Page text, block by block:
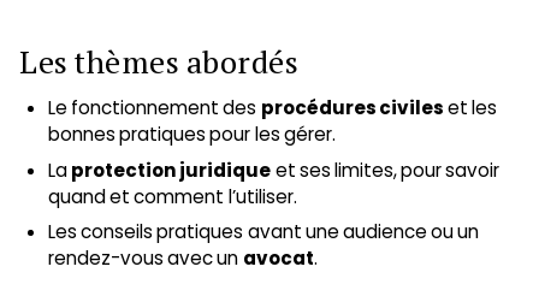
Les thèmes abordés
Le fonctionnement des procédures civileset les
bonnes pratiques pour les gérer.
Laprotection juridiqueet ses limites, pour savoir
quand et comment l’utiliser.
Les conseils pratiques avant une audience ou un
rendez-vous avec un avocat.